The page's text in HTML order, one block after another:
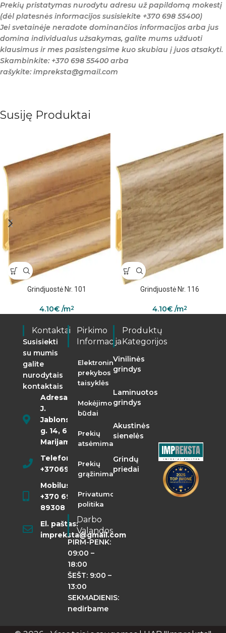
Prekių pristatymas nurodytu adresu už papildomą mokestį
(dėl platesnės informacijos susisiekite +370 698 55400)
Jei svetainėje neradote dominančios informacijos arba jus
domina individualus užsakymas, galite mums užduoti
klausimus ir mes pasistengsime kuo skubiau į juos atsakyti.
Skambinkite: +370 698 55400 arba
rašykite: impreksta@gmail.com
Susiję Produktai
Grindjuostė Nr. 101
4.10€/m2
Grindjuostė Nr. 116
4.10€/m2
Kontaktai
Susisiekti
su mumis
galite
nurodytais
kontaktais
Adresas:
J.
Jablonskio
g. 14, 68290
Marijampolė
Telefonas:
+37069855400
Mobilusis:
+370 698
89308
El. paštas:
impreksta@gmail.com
Pirkimo
Informacija
Elektroninės
prekybos
taisyklės
Mokėjimo
būdai
Prekių
atsėmimas
Prekių
grąžinimas
Privatumo
politika
Darbo
Valandos
PIRM-PENK:
09:00 –
18:00
ŠEŠT: 9:00 –
13:00
SEKMADIENIS:
nedirbame
Produktų
Kategorijos
Vinilinės
grindys
Laminuotos
grindys
Akustinės
sienelės
Grindų
priedai